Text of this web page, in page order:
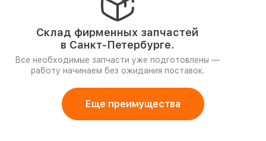
Склад фирменных запчастей
в Санкт-Петербурге.
Все необходимые запчасти уже подготовлены —
работу начинаем без ожидания поставок.
Еще преимущества